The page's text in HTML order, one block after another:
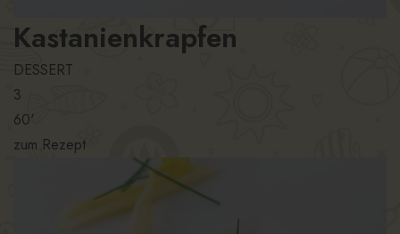
Kastanienkrapfen
DESSERT
3
60'
zum Rezept